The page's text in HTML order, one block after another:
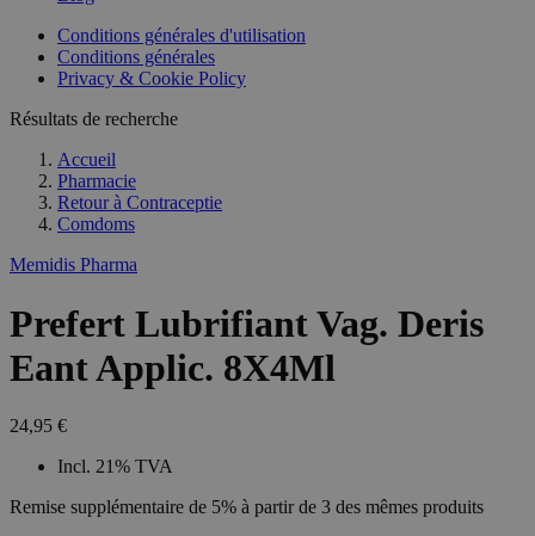
Conditions générales d'utilisation
Conditions générales
Privacy & Cookie Policy
Résultats de recherche
Accueil
Pharmacie
Retour à Contraceptie
Comdoms
Memidis Pharma
Prefert Lubrifiant Vag. Deris
Eant Applic. 8X4Ml
24,95 €
Incl. 21% TVA
Remise supplémentaire de 5% à partir de 3 des mêmes produits